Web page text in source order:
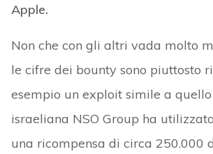
Apple.
Non che con gli altri vada molto
le cifre dei bounty sono piuttosto
esempio un exploit simile a
israeliana NSO Group ha
una ricompensa di circa 250.000